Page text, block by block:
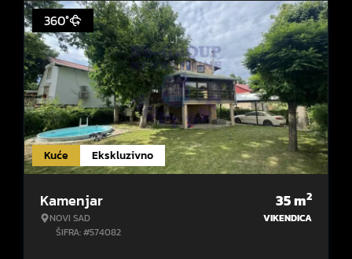
Kuće Ekskluzivno
360°
Kamenjar
NOVI SAD
ŠIFRA: #574082
35m2
VIKENDICA